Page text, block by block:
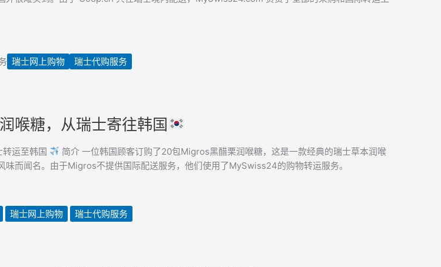
瑞士网上购物
瑞士代购服务
喉糖，从瑞士寄往韩国
运至韩国
简介 一位韩国顾客订购了20包Migros黑醋栗润喉糖，这是一款经典的瑞士草本润喉
味而闻名。由于Migros不提供国际配送服务，他们使用了MySwiss24的购物转运服务。
瑞士网上购物
瑞士代购服务